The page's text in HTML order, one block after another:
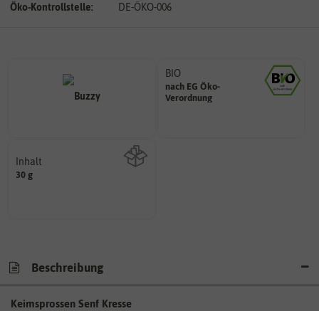
Öko-Kontrollstelle:
DE-ÖKO-006
BIO
nach EG Öko-
Verordnung
den Richtlinien der biologischen
Landwirtschaft arbeiten.
Inhalt
30 g
Beschreibung
Keimsprossen Senf Kresse